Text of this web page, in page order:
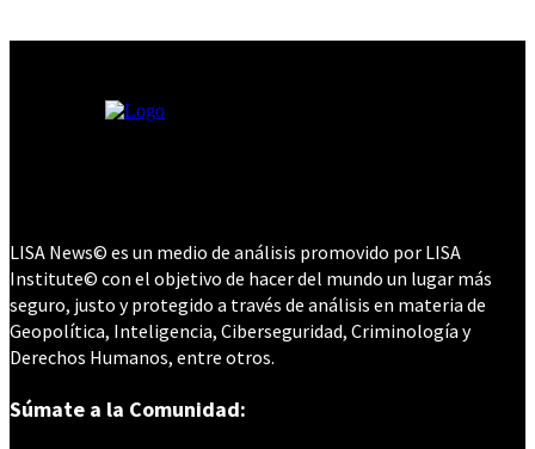
LISA News© es un medio de análisis promovido por LISA
Institute© con el objetivo de hacer del mundo un lugar más
seguro, justo y protegido a través de análisis en materia de
Geopolítica, Inteligencia, Ciberseguridad, Criminología y
Derechos Humanos, entre otros.
Súmate a la Comunidad: